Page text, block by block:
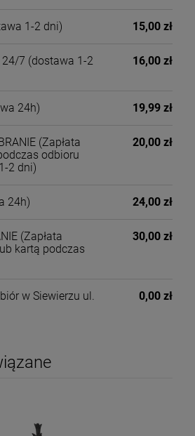
1-2 dni) 15,00 zł
24/7 (dostawa 1-2
16,00 zł
24h) 19,99 zł
(Zapłata
odbioru
2 dni)
20,00 zł
24h) 24,00 zł
(Zapłata
kartą podczas
30,00 zł
w Siewierzu ul.
0,00 zł